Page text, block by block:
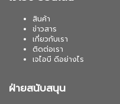
สินค้า
ข่าวสาร
เกี่ยวกับเรา
ติดต่อเรา
เจไอบี ดีอย่างไร
ฝ่ายสนับสนุน